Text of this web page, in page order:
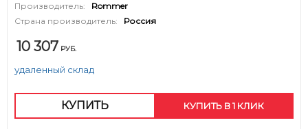
Производитель:
Rommer
Страна производитель:
Россия
10 307 РУБ.
удаленный склад
КУПИТЬ КУПИТЬ В 1 КЛИК